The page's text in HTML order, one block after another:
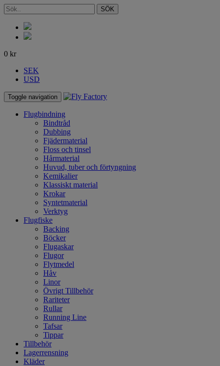
SÖK
0 kr
SEK
USD
Toggle navigation
Flugbindning
Bindtråd
Dubbing
Fjädermaterial
Floss och tinsel
Hårmaterial
Huvud, tuber och förtyngning
Kemikalier
Klassiskt material
Krokar
Syntetmaterial
Verktyg
Flugfiske
Backing
Böcker
Flugaskar
Flugor
Flytmedel
Håv
Linor
Övrigt Tillbehör
Rariteter
Rullar
Running Line
Tafsar
Tippar
Tillbehör
Lagerrensning
Kläder